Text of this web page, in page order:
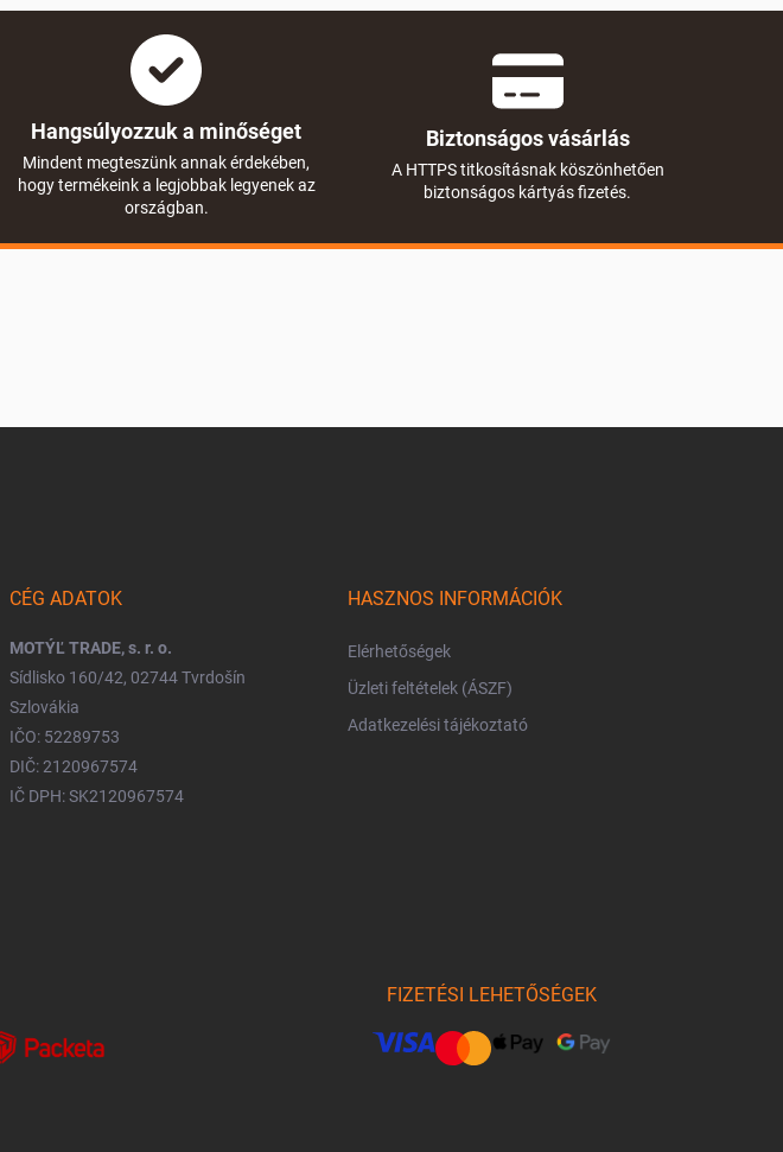
Hangsúlyozzuk a minőséget
Mindent megteszünk annak érdekében,
hogy termékeink a legjobbak legyenek az
országban.
Biztonságos vásárlás
A HTTPS titkosításnak köszönhetően
biztonságos kártyás fizetés.
CÉG ADATOK
MOTÝĽ TRADE, s. r. o.
Sídlisko 160/42, 02744 Tvrdošín
Szlovákia
IČO: 52289753
DIČ: 2120967574
IČ DPH: SK2120967574
HASZNOS INFORMÁCIÓK
Elérhetőségek
Üzleti feltételek (ÁSZF)
Adatkezelési tájékoztató
FIZETÉSI LEHETŐSÉGEK